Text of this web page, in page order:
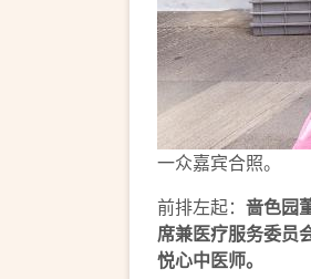
一众嘉宾合照。
前排左起： 啬色园
席兼医疗服务委员
悦心中医师。